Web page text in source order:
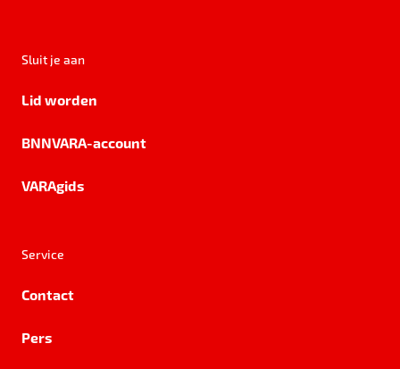
Sluit je aan
Lid worden
BNNVARA-account
VARAgids
Service
Contact
Pers